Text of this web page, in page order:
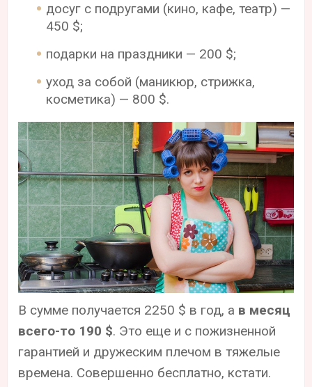
досуг с подругами (кино, кафе, театр) —
450 $;
подарки на праздники — 200 $;
уход за собой (маникюр, стрижка,
косметика) — 800 $.
В сумме получается 2250 $ в год, а в месяц
всего-то 190 $. Это еще и с пожизненной
гарантией и дружеским плечом в тяжелые
времена. Совершенно бесплатно, кстати.